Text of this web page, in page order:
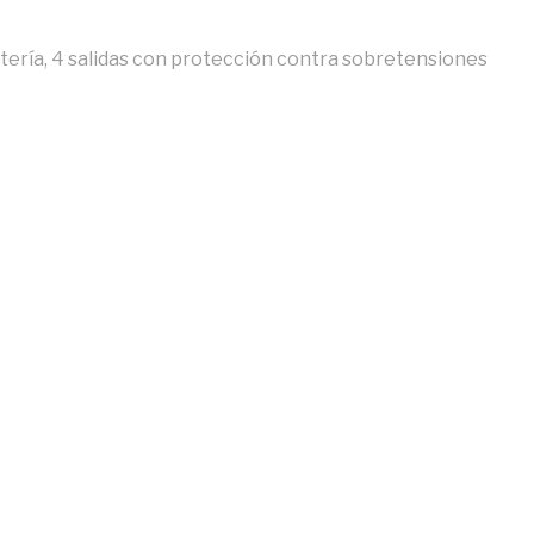
4 salidas con protección contra sobretensiones